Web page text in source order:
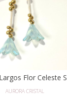
Flor Celeste S
AURORA CRISTAL